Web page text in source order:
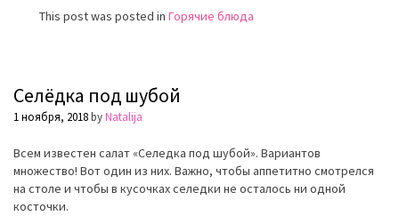
This post was posted in Горячие блюда
Селёдка под шубой
1 ноября, 2018byNatalija
Всем известен салат «Селeдка под шубой». Вариантов
множество! Вот один из них. Важно, чтобы аппетитно смотрелся
на столе и чтобы в кусочках селедки не осталось ни одной
косточки.